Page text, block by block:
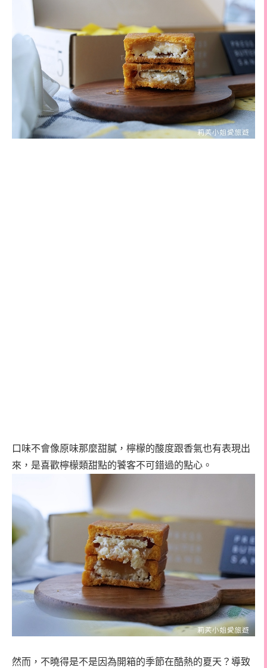
口味不會像原味那麼甜膩，檸檬的酸度跟香氣也有表現出
來，是喜歡檸檬類甜點的饕客不可錯過的點心。
然而，不曉得是不是因為開箱的季節在酷熱的夏天？導致